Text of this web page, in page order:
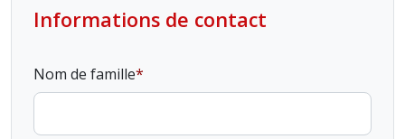
Informations de contact
Nom de famille